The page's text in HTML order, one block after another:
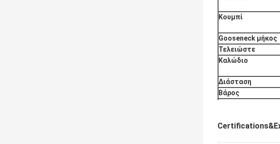
Κουμπί
Gooseneck μήκος
Τελειώστε
Καλώδιο
Διάσταση
Βάρος